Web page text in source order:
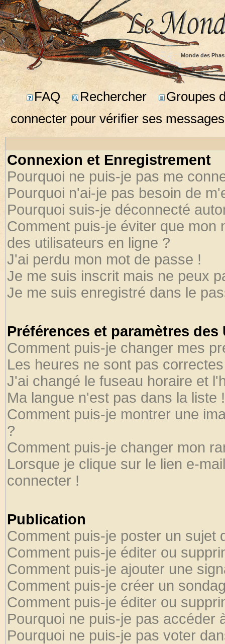
Monde des
FAQ Rechercher
Groupes
connecter pour vérifier ses
Connexion et Enregistrement
Pourquoi ne puis-je pas me
Pourquoi n'ai-je pas besoin de
Pourquoi suis-je déconnecté
Comment puis-je éviter que mon
des utilisateurs en ligne ?
J'ai perdu mon mot de passe !
Je me suis inscrit mais ne peux
Je me suis enregistré dans le
Préférences et paramètres
Comment puis-je changer mes
Les heures ne sont pas
J'ai changé le fuseau horaire et
Ma langue n'est pas dans la liste !
Comment puis-je montrer une
?
Comment puis-je changer mon
Lorsque je clique sur le lien e-
connecter !
Publication
Comment puis-je poster un sujet
Comment puis-je éditer ou
Comment puis-je ajouter une
Comment puis-je créer un
Comment puis-je éditer ou
Pourquoi ne puis-je pas accéder
Pourquoi ne puis-je pas voter